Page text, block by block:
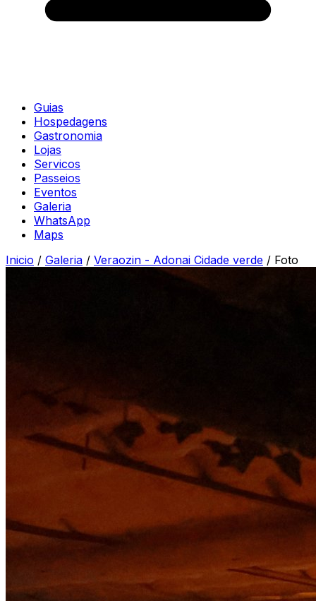
Guias
Hospedagens
Gastronomia
Lojas
Servicos
Passeios
Eventos
Galeria
WhatsApp
Maps
Inicio / Galeria / Veraozin - Adonai Cidade verde / Foto